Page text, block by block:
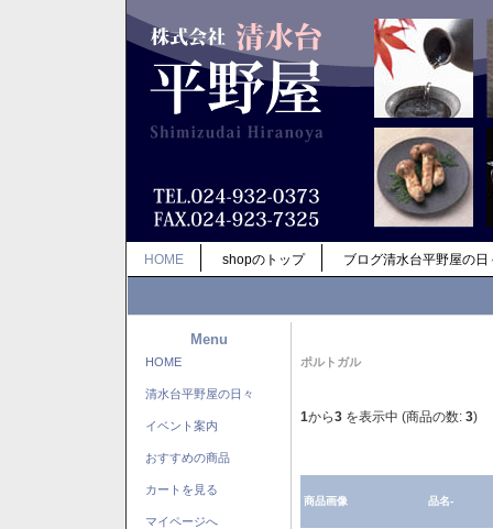
HOME shopのトップ ブログ清水台平野屋の日
Menu
HOME
清水台平野屋の日々
イベント案内
おすすめの商品
カートを見る
マイページへ
ポルトガル
1から3 を表示中 (商品の数: 3)
商品画像 品名-